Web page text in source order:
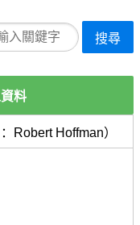
搜尋
料
Robert Hoffman）